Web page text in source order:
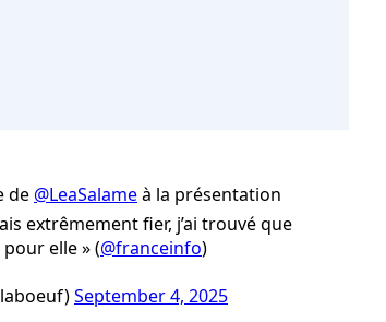
de @LeaSalameà la présentation
extrêmement fier, j’ai trouvé que
elle » (@franceinfo)
September 4, 2025